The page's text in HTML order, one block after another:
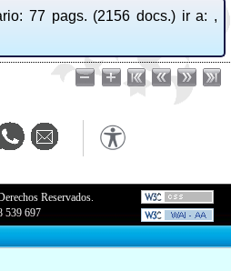
77 pags. (2156 docs.) ir a: ,
Reservados.
539 697